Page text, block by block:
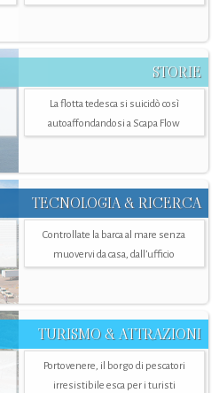
STORIE
La flotta tedesca si suicidò così
autoaffondandosi a Scapa Flow
TECNOLOGIA & RICERCA
Controllate la barca al mare senza
muovervi da casa, dall’ufficio
TURISMO & ATTRAZIONI
Portovenere, il borgo di pescatori
irresistibile esca per i turisti